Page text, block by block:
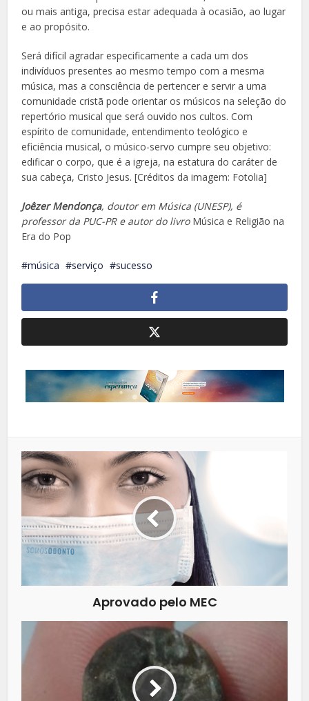
ou mais antiga, precisa estar adequada à ocasião, ao lugar
e ao propósito.
Será difícil agradar especificamente a cada um dos
indivíduos presentes ao mesmo tempo com a mesma
música, mas a consciência de pertencer e servir a uma
comunidade cristã pode orientar os músicos na seleção do
repertório musical que será ouvido nos cultos. Com
espírito de comunidade, entendimento teológico e
eficiência musical, o músico-servo cumpre seu objetivo:
edificar o corpo, que é a igreja, na estatura do caráter de
sua cabeça, Cristo Jesus. [Créditos da imagem: Fotolia]
Joêzer Mendonça, doutor em Música (UNESP), é
professor da PUC-PR e autor do livro Música e Religião na
Era do Pop
música serviço sucesso
Aprovado pelo MEC